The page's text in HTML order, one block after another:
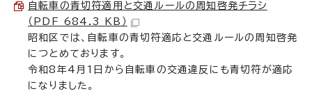
自転車の青切符適用と交通ルールの周知啓発チラシ
（PDF 684.3 KB）
昭和区では、自転車の青切符適応と交通ルールの周知啓発
につとめております。
令和8年4月1日から自転車の交通違反にも青切符が適応
になりました。